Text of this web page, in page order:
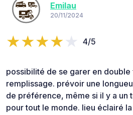
Emilau
20/11/2024
4/5
possibilité de se garer en
remplissage. prévoir une
de préférence, même si il y a un
pour tout le monde. lieu éclairé